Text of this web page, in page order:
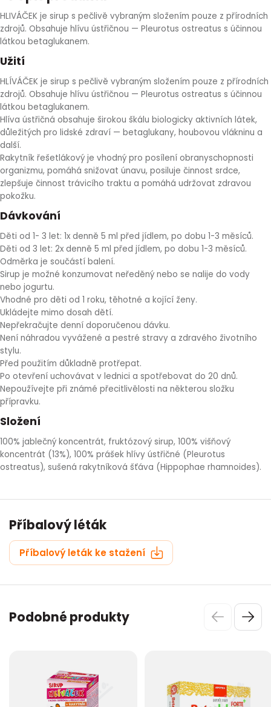
HLÍVA ÚSTŘIČNÁ
ČESNEK
ŠÍPEK
ŽENŠEN
ŠTÍTNÁ ŽLÁZA
KOENZYM Q10
MACA
SPECIÁLNÍ PÉČE O PLEŤ
AROMATERAPIE
STRIE A CELULITIDA
PÉČE O POPRSÍ
OPALOVÁNÍ
HLIVÁČEK je sirup s pečlivě vybraným složením pouze z přírodních
zdrojů. Obsahuje hlívu ústřičnou — Pleurotus ostreatus s účinnou
látkou betaglukanem.
Užití
HLÍVÁČEK je sirup s pečlivě vybraným složením pouze z přírodních
zdrojů. Obsahuje hlívu ústřičnou — Pleurotus ostreatus s účinnou
látkou betaglukanem.
Hlíva ústřičná obsahuje širokou škálu biologicky aktivních látek,
důležitých pro lidské zdraví — betaglukany, houbovou vlákninu a
další.
Rakytník řešetlákový je vhodný pro posílení obranyschopnosti
organizmu, pomáhá snižovat únavu, posiluje činnost srdce,
zlepšuje činnost trávicího traktu a pomáhá udržovat zdravou
pokožku.
Dávkování
Děti od 1- 3 let: 1x denně 5 ml před jídlem, po dobu 1-3 měsíců.
Děti od 3 let: 2x denně 5 ml před jídlem, po dobu 1-3 měsíců.
Odměrka je součástí balení.
Sirup je možné konzumovat neředěný nebo se nalije do vody
nebo jogurtu.
Vhodné pro děti od 1 roku, těhotné a kojící ženy.
Ukládejte mimo dosah dětí.
Nepřekračujte denní doporučenou dávku.
Není náhradou vyvážené a pestré stravy a zdravého životního
stylu.
Před použitím důkladně protřepat.
Po otevření uchovávat v lednici a spotřebovat do 20 dnů.
Nepoužívejte při známé přecitlivělosti na některou složku
přípravku.
Složení
100% jablečný koncentrát, fruktózový sirup, 100% višňový
koncentrát (13%), 100% prášek hlívy ústřičné (Pleurotus
ostreatus), sušená rakytníková šťáva (Hippophae rhamnoides).
Příbalový léták
Příbalový leták ke stažení
Podobné produkty